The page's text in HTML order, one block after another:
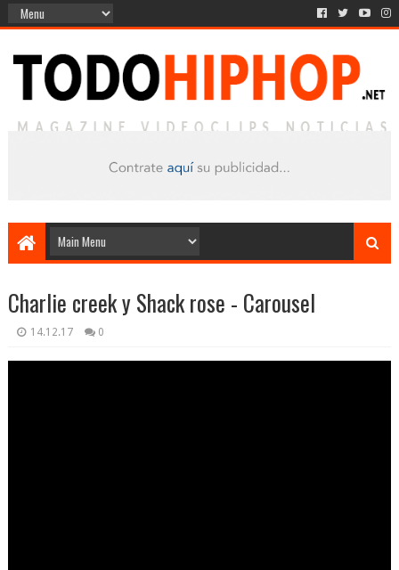
Charlie creek y Shack rose - Carousel
14.12.17 0